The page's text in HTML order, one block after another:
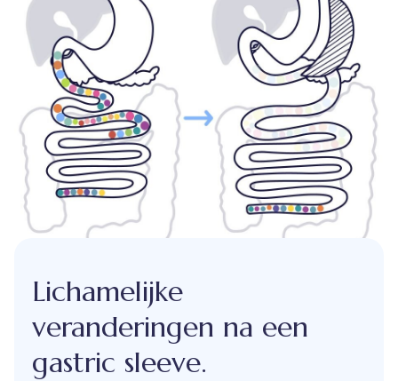
Lichamelijke
veranderingen na een
gastric sleeve.